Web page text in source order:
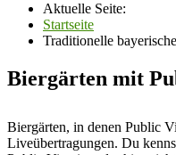
Aktuelle Seite:
Startseite
Traditionelle
Biergärten mit
Biergärten, in denen Public
Liveübertragungen. Du